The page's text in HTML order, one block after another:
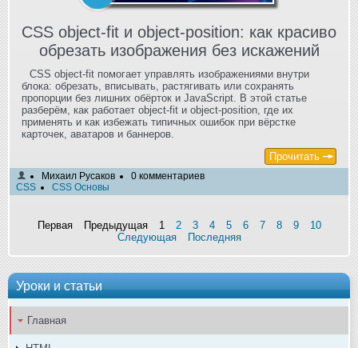
Уроки и статьи
Главная
CSS object-fit и object-position: как красиво
обрезать изображения без искажений
CSS object-fit помогает управлять изображениями внутри
блока: обрезать, вписывать, растягивать или сохранять
пропорции без лишних обёрток и JavaScript. В этой статье
разберём, как работает object-fit и object-position, где их
применять и как избежать типичных ошибок при вёрстке
карточек, аватаров и баннеров.
Прочитать
Михаил Русаков
0 комментариев
CSS
CSS Основы
Первая Предыдущая 1 2 3 4 5 6 7 8 9
10
Следующая
Последняя